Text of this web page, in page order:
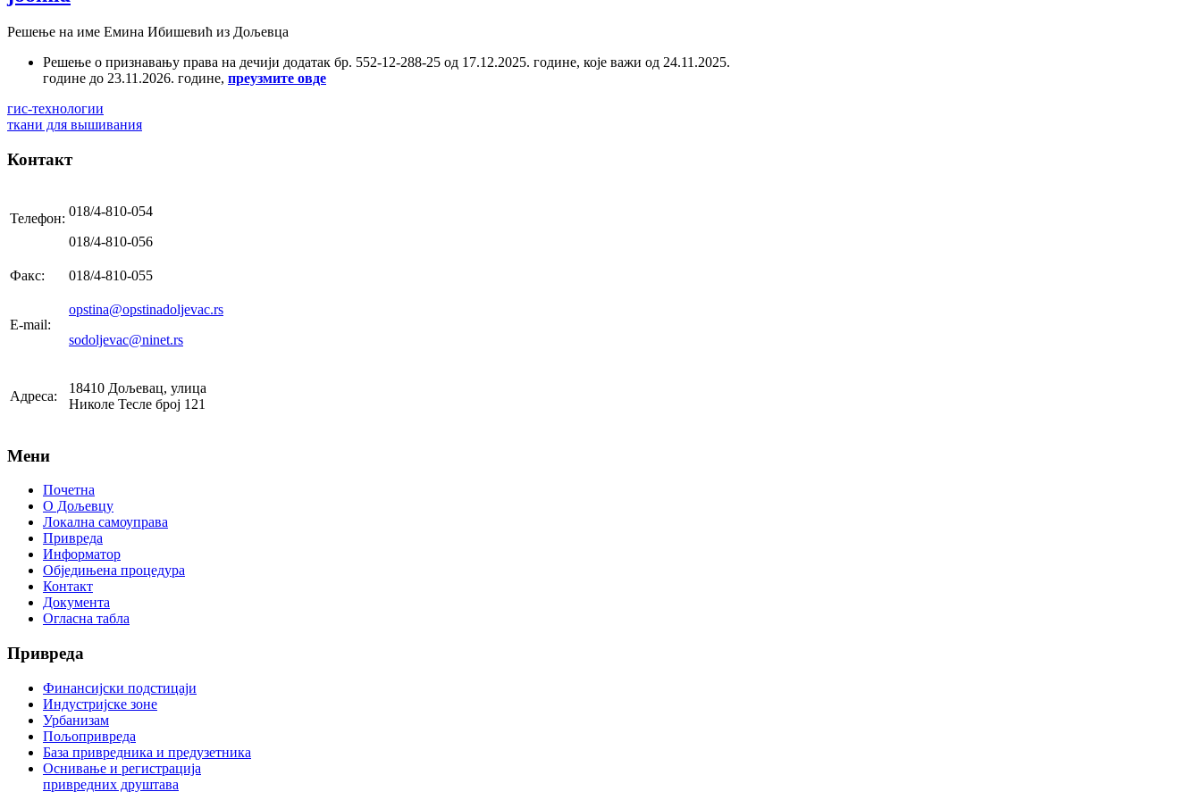
Решење на име Емина Ибишевић из Дољевца
Решење о признавању права на дечији додатак бр. 552-12-288-25 од 17.12.2025. године, које важи од 24.11.2025.
године до 23.11.2026. године, преузмите овде
гис-технологии
ткани для вышивания
Контакт
Телефон: 018/4-810-054
018/4-810-056
Факс: 018/4-810-055
E-mail:
opstina@opstinadoljevac.rs
sodoljevac@ninet.rs
Адреса:
18410 Дољевац, улица
Николе Тесле број 121
Мени
Почетна
О Дољевцу
Локална самоуправа
Привреда
Информатор
Обједињена процедура
Контакт
Документа
Огласна табла
Привреда
Финансијски подстицаји
Индустријске зоне
Урбанизам
Пољопривреда
База привредника и предузетника
Оснивање и регистрација
привредних друштава